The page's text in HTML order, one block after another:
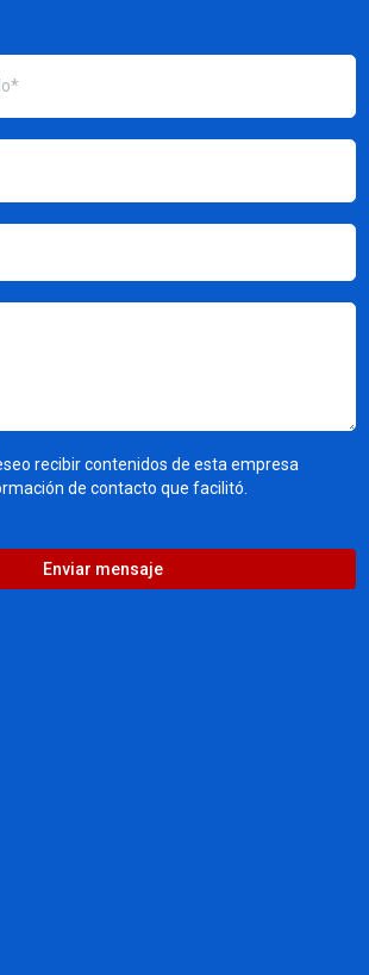
recibir contenidos de esta empresa
de contacto que facilitó.
Enviar mensaje